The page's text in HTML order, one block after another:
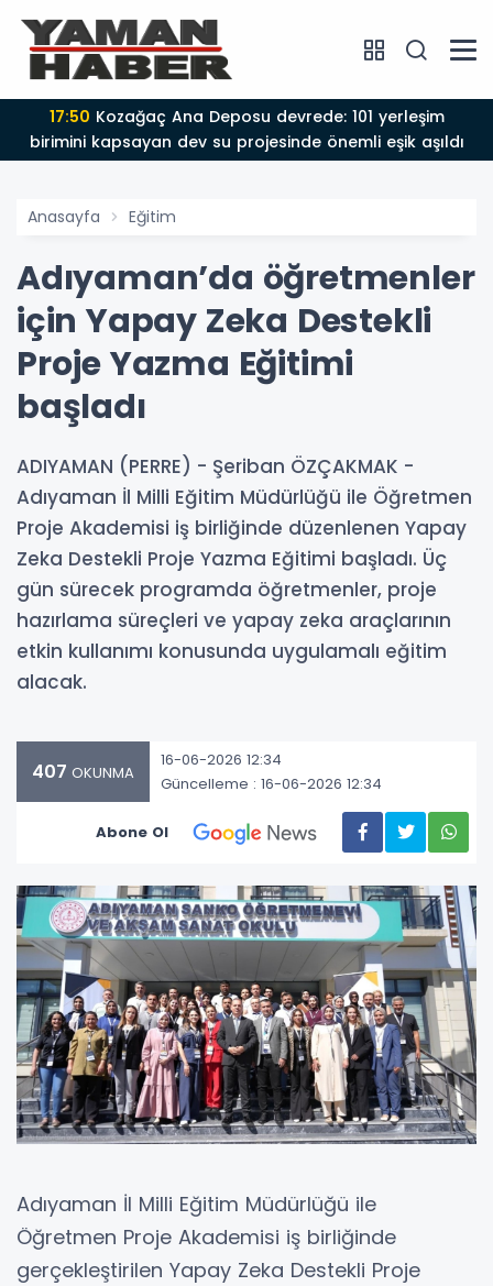
17:50
birimini kapsayan dev su projesinde önemli eşik aşıldı
Anasayfa Eğitim
Adıyaman’da öğretmenler
için Yapay Zeka Destekli
Proje Yazma Eğitimi
başladı
ADIYAMAN (PERRE) - Şeriban ÖZÇAKMAK -
Adıyaman İl Milli Eğitim Müdürlüğü ile Öğretmen
Proje Akademisi iş birliğinde düzenlenen Yapay
Zeka Destekli Proje Yazma Eğitimi başladı. Üç
gün sürecek programda öğretmenler, proje
hazırlama süreçleri ve yapay zeka araçlarının
etkin kullanımı konusunda uygulamalı eğitim
alacak.
407 OKUNMA
16-06-2026 12:34
Güncelleme : 16-06-2026 12:34
Abone Ol
Adıyaman İl Milli Eğitim Müdürlüğü ile
Öğretmen Proje Akademisi iş birliğinde
gerçekleştirilen Yapay Zeka Destekli Proje